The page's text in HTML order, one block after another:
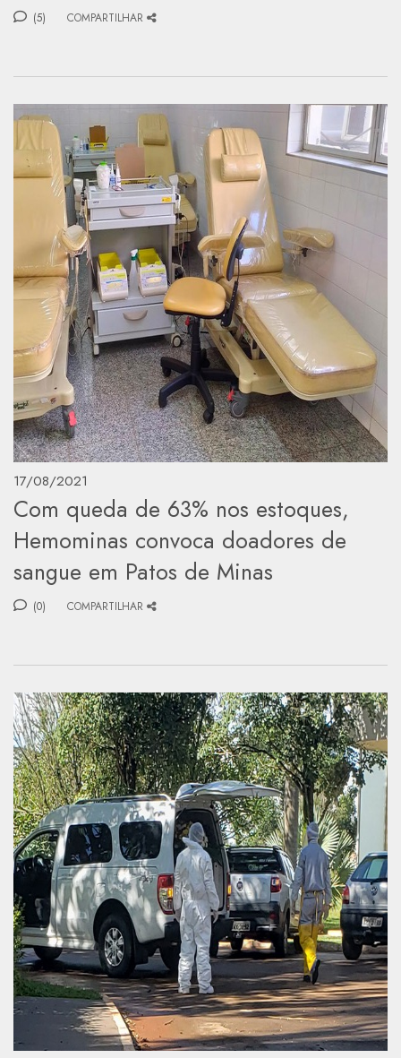
(5) COMPARTILHAR
17/08/2021
Com queda de 63% nos estoques,
Hemominas convoca doadores de
sangue em Patos de Minas
(0) COMPARTILHAR